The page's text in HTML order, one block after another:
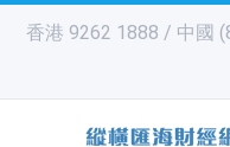
香港 9262 1888 / 中國